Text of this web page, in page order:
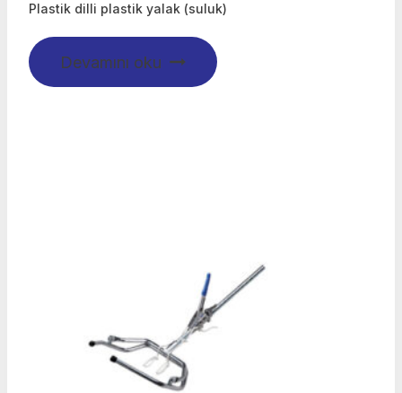
Plastik dilli plastik yalak (suluk)
Devamını oku